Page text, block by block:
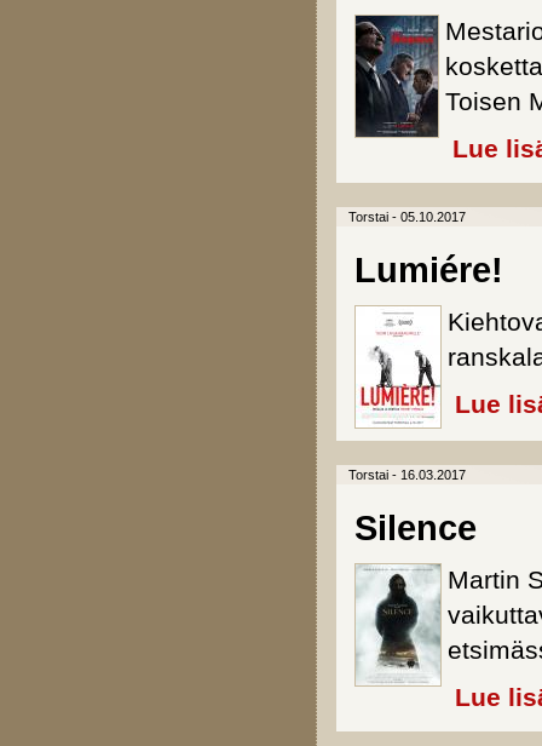
Toisen
Lue
Torstai - 05.10.2017
Lumiére!
Lue
Torstai - 16.03.2017
Silence
Martin
Lue